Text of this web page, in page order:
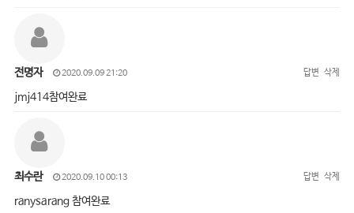
전명자 2020.09.09 21:20 답변 삭제
jmj414참여완료
최수란 2020.09.10 00:13 답변 삭제
ranysarang 참여완료